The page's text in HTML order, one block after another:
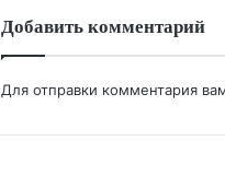
Добавить комментарий
Для отправки комментария